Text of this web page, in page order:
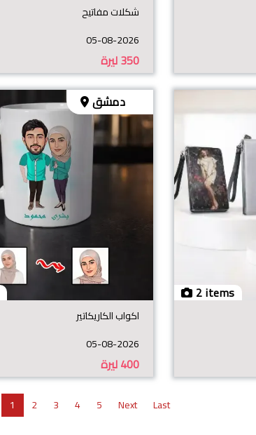
شكلات مفاتيح
05-08-2026
ليرة350
2 items
دمشق
اكواب الكاريكاتير
05-08-2026
ليرة400
1 2 3 4 5 Next Last